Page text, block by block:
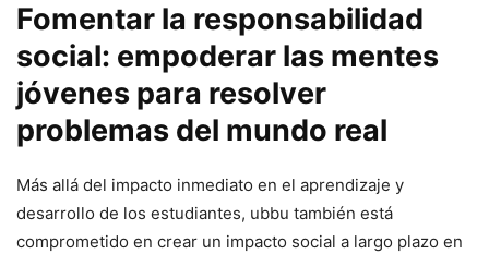
Fomentar la responsabilidad
social: empoderar las mentes
jóvenes para resolver
problemas del mundo real
Más allá del impacto inmediato en el aprendizaje y
desarrollo de los estudiantes, ubbu también está
comprometido en crear un impacto social a largo plazo en